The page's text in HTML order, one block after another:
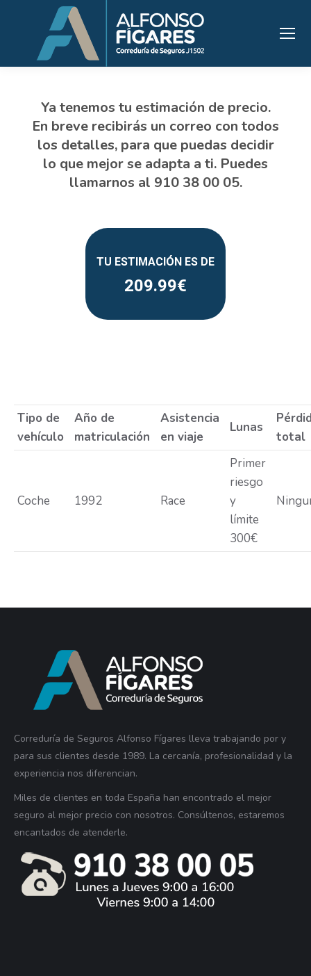
209.99
Tipo de
vehículo
Año de
matriculación
Asistencia
en viaje
Lunas
total
Coche 1992 Race
Primer
riesgo
y
límite
300€
Correduría de Seguros Alfonso Fígares lleva trabajando por y
para sus clientes desde 1989. La cercanía, profesionalidad y la
experiencia nos diferencian.
Miles de clientes en toda España han encontrado el mejor
seguro al mejor precio con nosotros. Consúltenos, estaremos
encantados de atenderle.